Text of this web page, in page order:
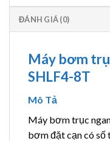
ĐÁNH GIÁ (0)
Máy bơm
SHLF4-8T
Mô Tả
Máy bơm trục
bơm đặt cạn có số